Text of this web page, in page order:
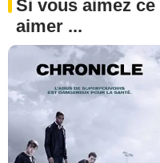
Si vous aimez
aimer ...